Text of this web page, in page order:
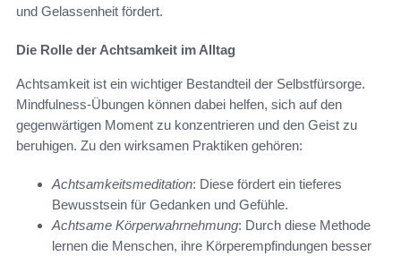
und Gelassenheit fördert.
Die Rolle der Achtsamkeit im Alltag
Achtsamkeit ist ein wichtiger Bestandteil der Selbstfürsorge.
Mindfulness-Übungen können dabei helfen, sich auf den
gegenwärtigen Moment zu konzentrieren und den Geist zu
beruhigen. Zu den wirksamen Praktiken gehören:
Achtsamkeitsmeditation: Diese fördert ein tieferes
Bewusstsein für Gedanken und Gefühle.
Achtsame Körperwahrnehmung: Durch diese Methode
lernen die Menschen, ihre Körperempfindungen besser